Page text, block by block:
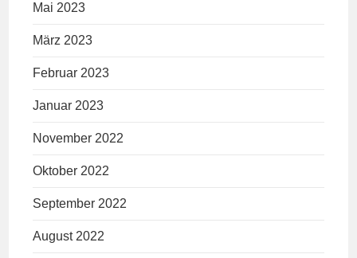
Mai 2023
März 2023
Februar 2023
Januar 2023
November 2022
Oktober 2022
September 2022
August 2022